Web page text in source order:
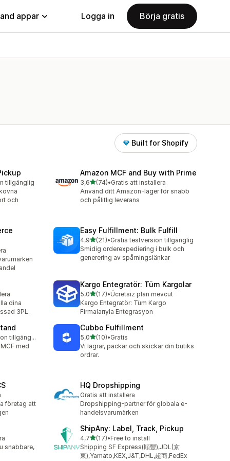
appar Logga in Börja gratis
Built for Shopify
tillgänglig
och
Amazon MCF and Buy with Prime
3,6av 5 stjärnor
(74)
74 recensioner totalt
•Gratis att installera
Använd ditt Amazon-lager för snabb
och pålitlig leverans
Easy Fulfillment: Bulk Fulfill
4,9av 5 stjärnor
(21)
21 recensioner totalt
•Gratis testversion tillgänglig
Smidig orderexpediering i bulk och
generering av spårningslänkar
dina
3PL.
Kargo Entegratör: Tüm Kargolar
5,0av 5 stjärnor
(17)
17 recensioner totalt
•Ücretsiz plan mevcut
Kargo Entegratör: Tüm Kargo
Firmalarıyla Entegrasyon
Gratis testversion tillgänglig
med
Cubbo Fulfillment
5,0av 5 stjärnor
(10)
10 recensioner totalt
•Gratis
Vi lagrar, packar och skickar din butiks
ordrar.
företag att
HQ Dropshipping
Gratis att installera
Dropshipping-partner för globala e-
handelsvarumärken
snabbare,
ShipAny: Label, Track, Pickup
4,7av 5 stjärnor
(17)
17 recensioner totalt
•Free to install
Shipping SF Express(順豐),JDL(京
東),Yamato,KEX,J&T,DHL,超商,FedEx